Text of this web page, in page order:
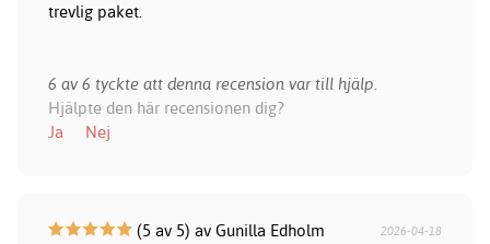
trevlig paket.
6 av 6 tyckte att denna recension var till hjälp.
Hjälpte den här recensionen dig?
Ja
Nej
(5 av 5) av Gunilla Edholm 2026-04-18